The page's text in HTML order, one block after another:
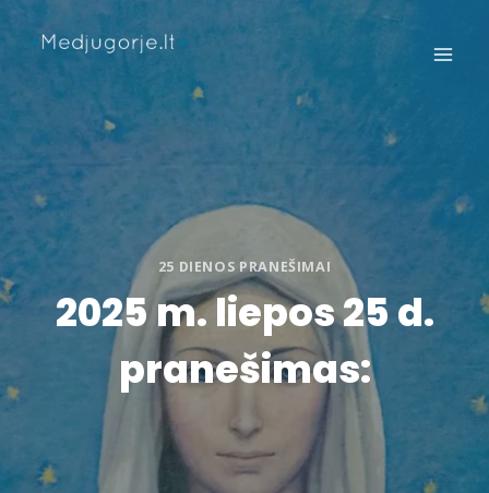
to
content
25 DIENOS PRANEŠIMAI
2025 m. liepos 25 d.
pranešimas: